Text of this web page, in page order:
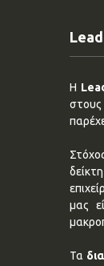
Η
στους
μας
Τα